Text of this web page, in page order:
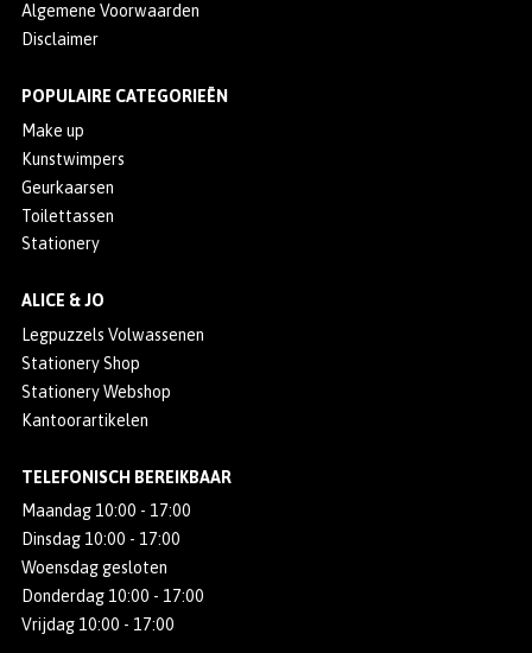
Algemene Voorwaarden
Disclaimer
POPULAIRE CATEGORIEËN
Make up
Kunstwimpers
Geurkaarsen
Toilettassen
Stationery
ALICE & JO
Legpuzzels Volwassenen
Stationery Shop
Stationery Webshop
Kantoorartikelen
TELEFONISCH BEREIKBAAR
Maandag 10:00 - 17:00
Dinsdag 10:00 - 17:00
Woensdag gesloten
Donderdag 10:00 - 17:00
Vrijdag 10:00 - 17:00